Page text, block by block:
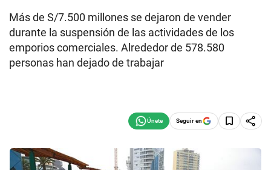
Más de S/7.500 millones se dejaron de vender
durante la suspensión de las actividades de los
emporios comerciales. Alrededor de 578.580
personas han dejado de trabajar
Seguir en